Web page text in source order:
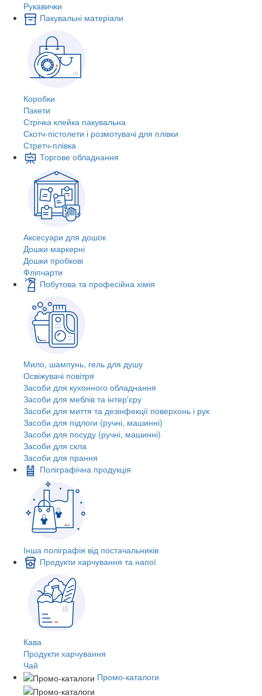
Рукавички
Пакувальні матеріали
Коробки
Пакети
Стрічка клейка пакувальна
Скотч-пістолети і розмотувачі для плівки
Стретч-плівка
Торгове обладнання
Аксесуари для дошок
Дошки маркерні
Дошки пробкові
Фліпчарти
Побутова та професійна хімія
Мило, шампунь, гель для душу
Освіжувачі повітря
Засоби для кухонного обладнання
Засоби для меблів та інтер'єру
Засоби для миття та дезінфекції поверхонь і рук
Засоби для підлоги (ручні, машинні)
Засоби для посуду (ручні, машинні)
Засоби для скла
Засоби для прання
Поліграфічна продукція
Інша поліграфія від постачальників
Продукти харчування та напої
Кава
Продукти харчування
Чай
Промо-каталоги